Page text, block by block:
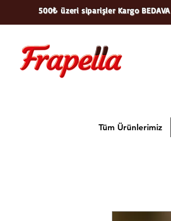
500₺ üzeri siparişler Kargo BEDAVA
Tüm Ürünlerimiz